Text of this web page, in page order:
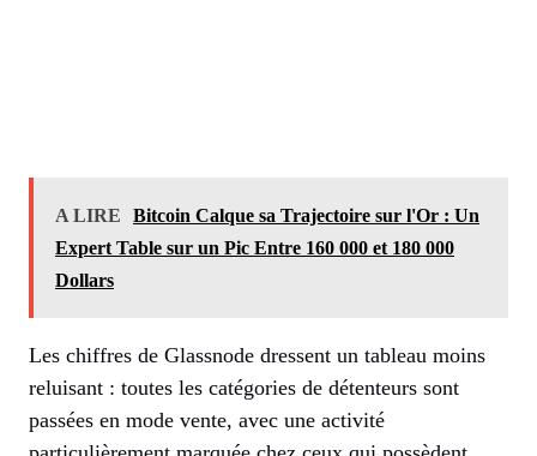
A LIRE
Bitcoin Calque sa Trajectoire sur l'Or : Un
Expert Table sur un Pic Entre 160 000 et 180 000
Dollars
Les chiffres de Glassnode dressent un tableau moins
reluisant : toutes les catégories de détenteurs sont
passées en mode vente, avec une activité